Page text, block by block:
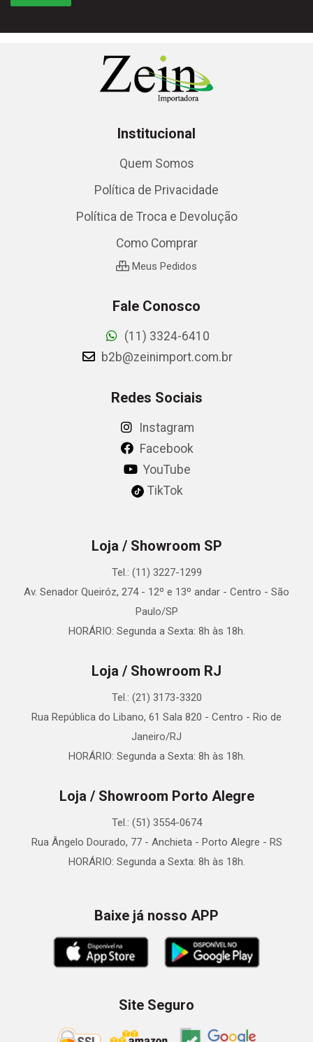
Institucional
Quem Somos
Política de Privacidade
Política de Troca e Devolução
Como Comprar
Meus Pedidos
Fale Conosco
(11) 3324-6410
b2b@zeinimport.com.br
Redes Sociais
Instagram
Facebook
YouTube
TikTok
Loja / Showroom SP
Tel.: (11) 3227-1299
Av. Senador Queiróz, 274 - 12º e 13º andar - Centro - São
Paulo/SP
HORÁRIO: Segunda a Sexta: 8h às 18h.
Loja / Showroom RJ
Tel.: (21) 3173-3320
Rua República do Libano, 61 Sala 820 - Centro - Rio de
Janeiro/RJ
HORÁRIO: Segunda a Sexta: 8h às 18h.
Loja / Showroom Porto Alegre
Tel.: (51) 3554-0674
Rua Ângelo Dourado, 77 - Anchieta - Porto Alegre - RS
HORÁRIO: Segunda a Sexta: 8h às 18h.
Baixe já nosso APP
Site Seguro